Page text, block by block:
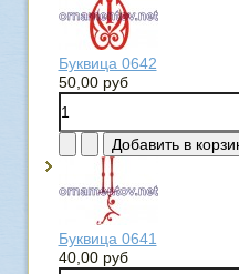
Буквица 0642
50,00 руб
Буквица 0641
40,00 руб